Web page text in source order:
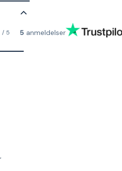
/ 5 5 anmeldelser